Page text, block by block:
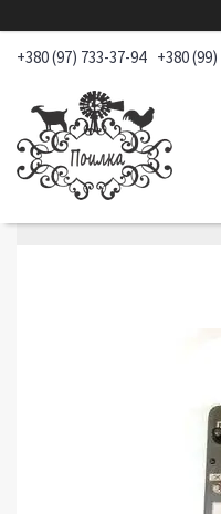
+380 (97) 733-37-94 +380